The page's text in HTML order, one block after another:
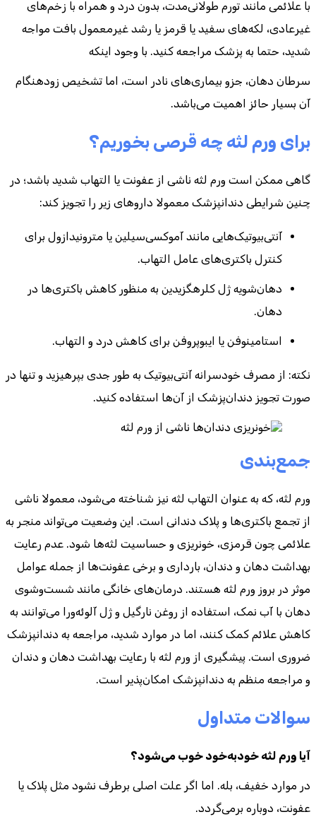
با علائمی مانند تورم طولانی‌مدت، بدون درد و همراه با زخم‌های
غیرعادی، لکه‌های سفید یا قرمز یا رشد غیرمعمول بافت مواجه
شدید، حتما به پزشک مراجعه کنید. با وجود اینکه
سرطان دهان، جزو بیماری‌های نادر است، اما تشخیص زودهنگام
آن بسیار حائز اهمیت می‌باشد.
برای ورم لثه چه قرصی بخوریم؟
گاهی ممکن است ورم لثه ناشی از عفونت یا التهاب شدید باشد؛ در
چنین شرایطی دندانپزشک معمولا داروهای زیر را تجویز کند:
آنتی‌بیوتیک‌هایی مانند آموکسی‌سیلین یا مترونیدازول برای
کنترل باکتری‌های عامل التهاب.
دهان‌شویه ژل کلرهگزیدین به منظور کاهش باکتری‌ها در
دهان.
استامینوفن یا ایبوپروفن برای کاهش درد و التهاب.
نکته: از مصرف خودسرانه آنتی‌بیوتیک به طور جدی بپرهیزید و تنها در
صورت تجویز دندان‌پزشک از آن‌ها استفاده کنید.
جمع‌بندی
ورم لثه، که به عنوان التهاب لثه نیز شناخته می‌شود، معمولا ناشی
از تجمع باکتری‌ها و پلاک دندانی است. این وضعیت می‌تواند منجر به
علائمی چون قرمزی، خونریزی و حساسیت لثه‌ها شود. عدم رعایت
بهداشت دهان و دندان، بارداری و برخی عفونت‌ها از جمله عوامل
موثر در بروز ورم لثه هستند. درمان‌های خانگی مانند شست‌وشوی
دهان با آب نمک، استفاده از روغن نارگیل و ژل آلوئه‌ورا می‌توانند به
کاهش علائم کمک کنند، اما در موارد شدید، مراجعه به دندانپزشک
ضروری است. پیشگیری از ورم لثه با رعایت بهداشت دهان و دندان
و مراجعه منظم به دندانپزشک امکان‌پذیر است.
سوالات متداول
آیا ورم لثه خودبه‌خود خوب می‌شود؟
در موارد خفیف، بله. اما اگر علت اصلی برطرف نشود مثل پلاک یا
عفونت، دوباره برمی‌گردد.